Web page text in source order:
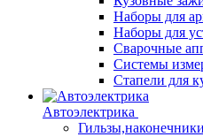
Наборы для
Наборы для
Сварочные
Системы
Стапели для
Автоэлектрика